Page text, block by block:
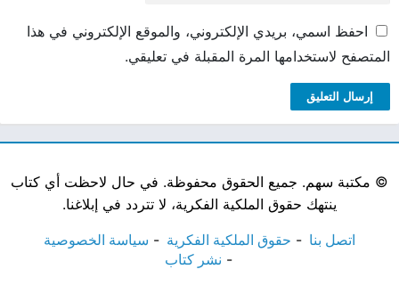
احفظ اسمي، بريدي الإلكتروني، والموقع الإلكتروني في هذا
المتصفح لاستخدامها المرة المقبلة في تعليقي.
© مكتبة سهم. جميع الحقوق محفوظة. في حال لاحظت أي كتاب
ينتهك حقوق الملكية الفكرية، لا تتردد في إبلاغنا.
اتصل بنا حقوق الملكية الفكرية
سياسة الخصوصية
نشر كتاب